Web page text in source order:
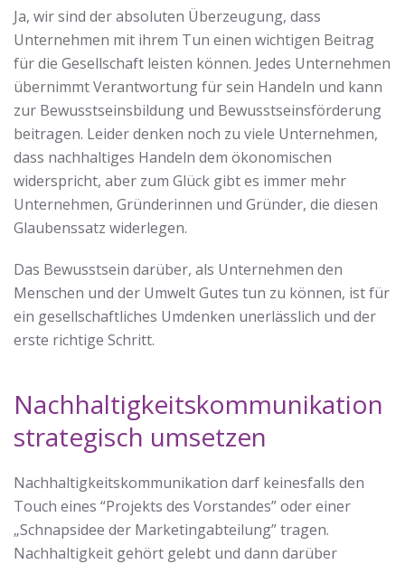
Ja, wir sind der absoluten Überzeugung, dass
Unternehmen mit ihrem Tun einen wichtigen Beitrag
für die Gesellschaft leisten können. Jedes Unternehmen
übernimmt Verantwortung für sein Handeln und kann
zur Bewusstseinsbildung und Bewusstseinsförderung
beitragen. Leider denken noch zu viele Unternehmen,
dass nachhaltiges Handeln dem ökonomischen
widerspricht, aber zum Glück gibt es immer mehr
Unternehmen, Gründerinnen und Gründer, die diesen
Glaubenssatz widerlegen.
Das Bewusstsein darüber, als Unternehmen den
Menschen und der Umwelt Gutes tun zu können, ist für
ein gesellschaftliches Umdenken unerlässlich und der
erste richtige Schritt.
Nachhaltigkeitskommunikation
strategisch umsetzen
Nachhaltigkeitskommunikation darf keinesfalls den
Touch eines “Projekts des Vorstandes” oder einer
„Schnapsidee der Marketingabteilung” tragen.
Nachhaltigkeit gehört gelebt und dann darüber